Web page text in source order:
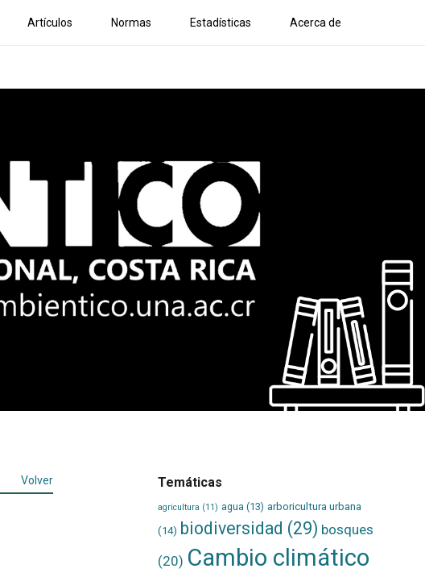
Artículos Normas Estadísticas Acerca de
Volver Temáticas
agricultura (11) agua (13) arboricultura urbana
(14) biodiversidad (29) bosques
(20) Cambio climático